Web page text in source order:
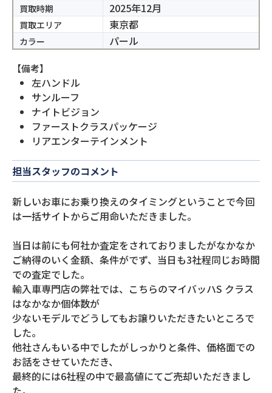
買取時期 2025年12月
買取エリア 東京都
カラー パール
【備考】
左ハンドル
サンルーフ
ナイトビジョン
ファーストクラスパッケージ
リアエンターテインメント
担当スタッフのコメント
新しいお車にお乗り換えのタイミングということで今回
は一括サイトからご用命いただきました。
当日は前にも何社か査定をされておりましたがなかなか
ご納得のいく金額、条件がでず、当日も3社程同じお時間
での査定でした。
輸入車専門店の弊社では、こちらのマイバッハS クラス
はなかなか個体数が
少ないモデルでどうしてもお譲りいただきたいところで
した。
他社さんもいる中でしたがしっかりと条件、価格面での
お話をさせていただき、
最終的には6社程の中で最高値にてご売却いただきまし